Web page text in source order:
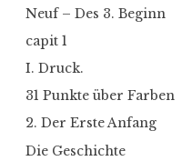
Neuf – Des 3. Beginn
capit 1
I. Druck.
31 Punkte über Farben
2. Der Erste Anfang
Die Geschichte